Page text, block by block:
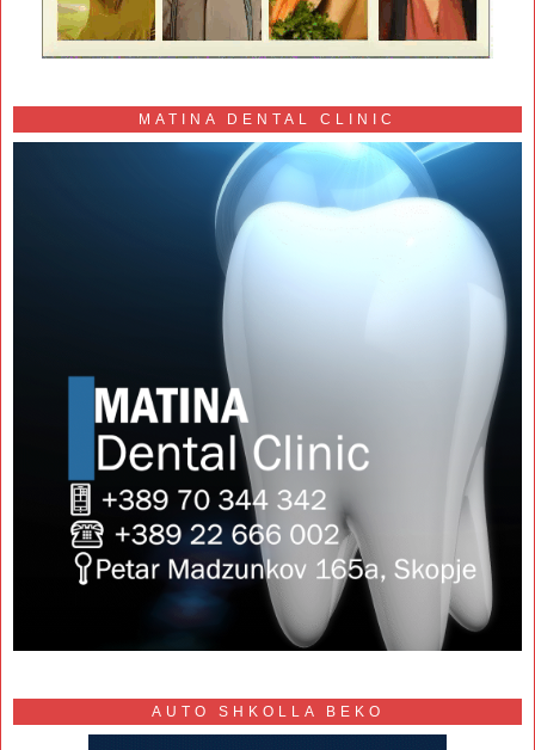
MATINA DENTAL CLINIC
AUTO SHKOLLA BEKO